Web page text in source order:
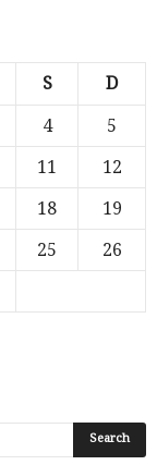
S D
4
5
11
12
18
19
25
26